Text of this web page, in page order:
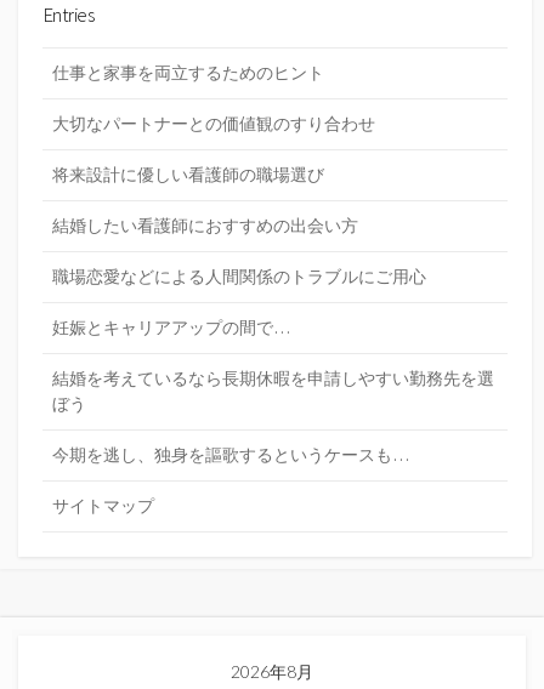
Entries
仕事と家事を両立するためのヒント
大切なパートナーとの価値観のすり合わせ
将来設計に優しい看護師の職場選び
結婚したい看護師におすすめの出会い方
職場恋愛などによる人間関係のトラブルにご用心
妊娠とキャリアアップの間で…
結婚を考えているなら長期休暇を申請しやすい勤務先を選
ぼう
今期を逃し、独身を謳歌するというケースも…
サイトマップ
2026年8月